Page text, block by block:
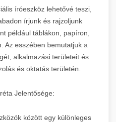
íróeszköz lehetővé teszi,
írjunk és rajzoljunk
például táblákon, papíron,
Az esszében bemutatjuk a
alkalmazási területeit és
és oktatás területén.
Jelentősége:
között egy különleges